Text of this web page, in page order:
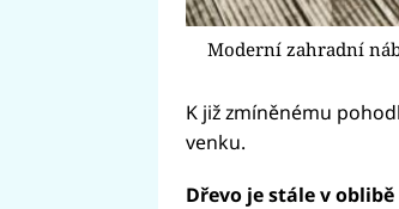
Moderní zahradní
K již zmíněnému
venku.
Dřevo je stále v oblibě